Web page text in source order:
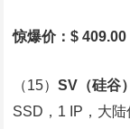
惊爆价：$ 409.00
（15）SV （硅谷）
SSD，1 IP，大陆